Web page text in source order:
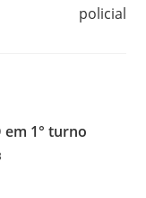
policial
em 1° turno